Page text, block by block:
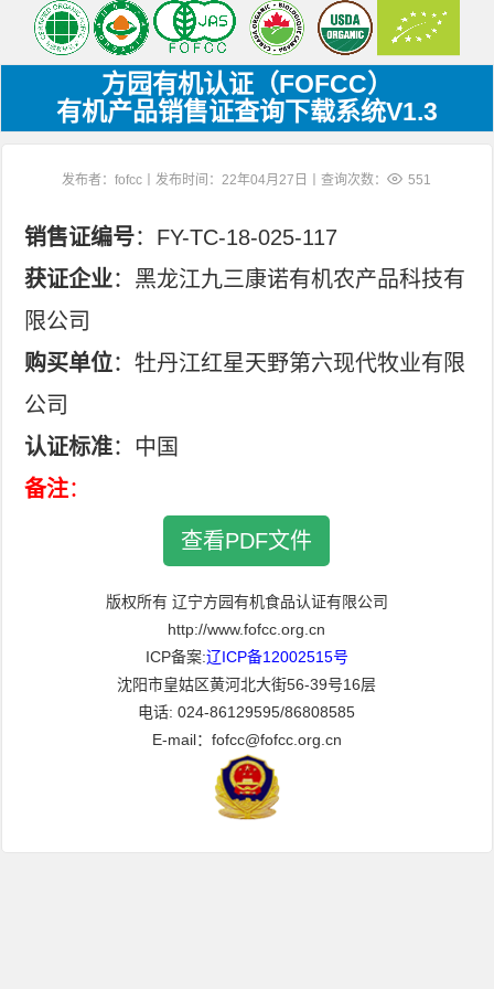
方园有机认证（FOFCC）
有机产品销售证查询下载系统V1.3
发布者：fofcc丨发布时间：22年04月27日丨查询次数： 551
销售证编号：FY-TC-18-025-117
获证企业：黑龙江九三康诺有机农产品科技有
限公司
购买单位：牡丹江红星天野第六现代牧业有限
公司
认证标准：中国
备注：
查看PDF文件
版权所有 辽宁方园有机食品认证有限公司
http://www.fofcc.org.cn
ICP备案:辽ICP备12002515号
沈阳市皇姑区黄河北大街56-39号16层
电话: 024-86129595/86808585
E-mail：fofcc@fofcc.org.cn